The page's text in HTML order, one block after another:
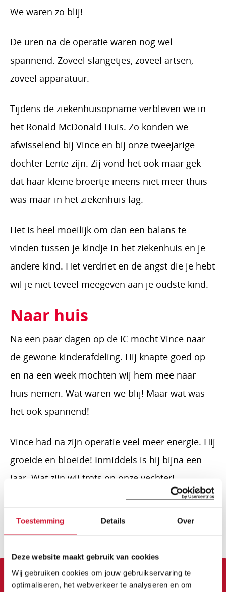
Toestemming Details Over
Deze website maakt gebruik van cookies
Wij gebruiken cookies om jouw gebruikservaring te
optimaliseren, het webverkeer te analyseren en om
We waren zo blij!
De uren na de operatie waren nog wel
spannend. Zoveel slangetjes, zoveel artsen,
zoveel apparatuur.
Tijdens de ziekenhuisopname verbleven we in
het Ronald McDonald Huis. Zo konden we
afwisselend bij Vince en bij onze tweejarige
dochter Lente zijn. Zij vond het ook maar gek
dat haar kleine broertje ineens niet meer thuis
was maar in het ziekenhuis lag.
Het is heel moeilijk om dan een balans te
vinden tussen je kindje in het ziekenhuis en je
andere kind. Het verdriet en de angst die je hebt
wil je niet teveel meegeven aan je oudste kind.
Naar huis
Na een paar dagen op de IC mocht Vince naar
de gewone kinderafdeling. Hij knapte goed op
en na een week mochten wij hem mee naar
huis nemen. Wat waren we blij! Maar wat was
het ook spannend!
Vince had na zijn operatie veel meer energie. Hij
groeide en bloeide! Inmiddels is hij bijna een
jaar. Wat zijn wij trots op onze vechter!
Hij blijft uiteraard onder controle bij de
vertrouwen in dat het goed blijft gaan!